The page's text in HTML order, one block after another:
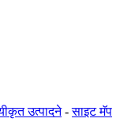
उत्पादने-साइट मॅप